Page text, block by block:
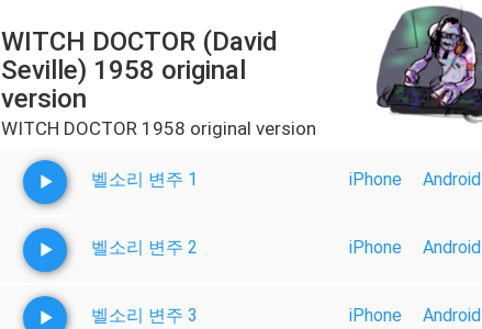
WITCH DOCTOR (David
Seville) 1958 original
version
WITCH DOCTOR 1958 original version
벨소리 변주 1 iPhone Android
벨소리 변주 2 iPhone Android
벨소리 변주 3 iPhone Android